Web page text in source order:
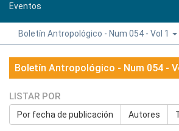
Eventos
Boletín Antropológico - Num 054 - Vol 1
Boletín Antropológico - Num 054 -
LISTAR POR
Por fecha de publicación Autores